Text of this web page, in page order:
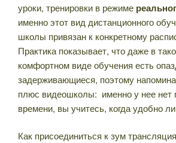
уроки, тренировки в режиме
именно этот вид дистанционного
школы привязан к конкретному
Практика показывает, что даже в
комфортном виде обучения есть
задерживающиеся, поэтому
плюс видеошколы: именно у нее нет
времени, вы учитесь, когда удобно
Как присоединиться к зум